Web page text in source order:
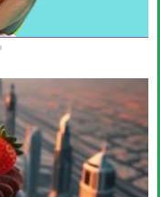
מציאת
טיסה זולה?
לחצו
פה!